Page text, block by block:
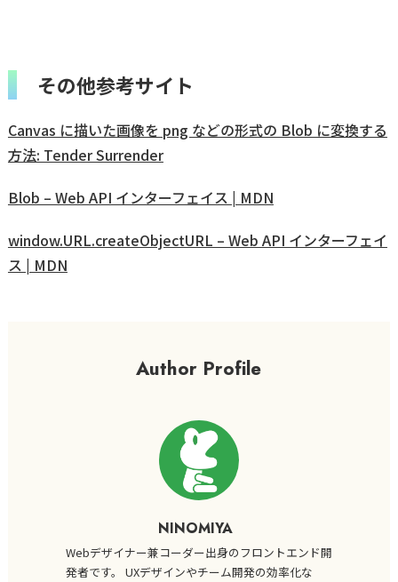
その他参考サイト
Canvas に描いた画像を png などの形式の Blob に変換する
方法: Tender Surrender
Blob – Web API インターフェイス | MDN
window.URL.createObjectURL – Web API インターフェイ
ス | MDN
Author Profile
NINOMIYA
Webデザイナー兼コーダー出身のフロントエンド開
発者です。 UXデザインやチーム開発の効率化な